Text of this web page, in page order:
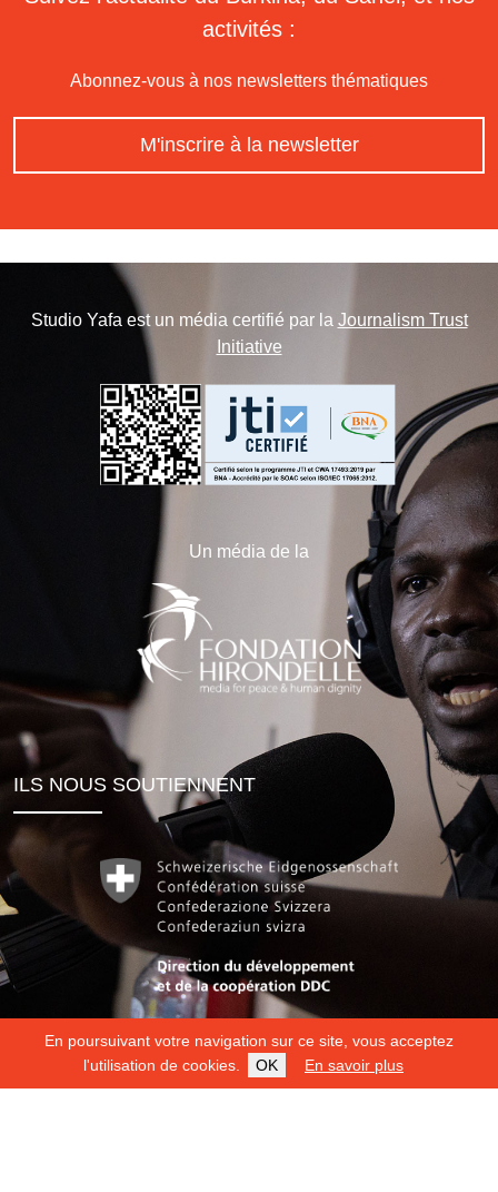
En poursuivant votre navigation sur ce site, vous acceptez
l'utilisation de cookies.
OK En savoir plus
activités :
Abonnez-vous à nos newsletters thématiques
M'inscrire à la newsletter
Studio Yafa est un média certifié par la Journalism Trust
Initiative
Un média de la
ILS NOUS SOUTIENNENT